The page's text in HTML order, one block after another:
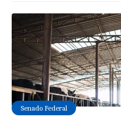
Senado Federal